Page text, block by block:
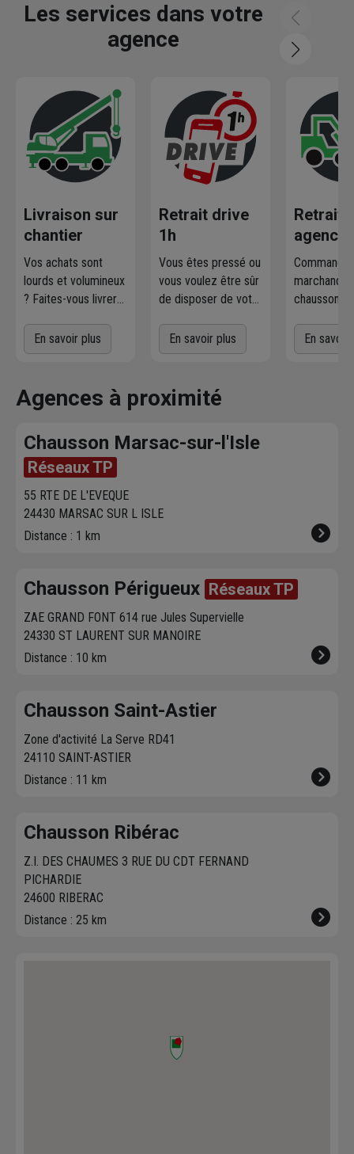
Les services dans votre
agence
Livraison sur
chantier
Vos achats sont
lourds et volumineux
? Faites-vous livrer
voulez! L'agence
Chausson qui
vous contacte pour
fixer le meilleur
livraison. Bonus :
Nous livrons jusqu'au
7ème étage.
En savoir plus
Retrait drive
1h
Vous êtes pressé ou
vous voulez être sûr
de disposer de votre
Commandez
directement les
dans votre agence
sur chausson.fr.
heure plus tard.
En savoir plus
Retrait
agence
l'agence
En savoir
Agences à proximité
Chausson Marsac-sur-l'Isle
Réseaux TP
55 RTE DE L'EVEQUE
24430 MARSAC SUR L ISLE
Distance : 1 km
Chausson Périgueux Réseaux TP
ZAE GRAND FONT 614 rue Jules Supervielle
24330 ST LAURENT SUR MANOIRE
Distance : 10 km
Chausson Saint-Astier
Zone d'activité La Serve RD41
24110 SAINT-ASTIER
Distance : 11 km
Chausson Ribérac
Z.I. DES CHAUMES 3 RUE DU CDT FERNAND
PICHARDIE
24600 RIBERAC
Distance : 25 km